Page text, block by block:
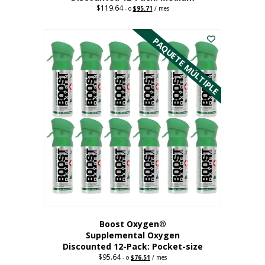
$119.64 -o Precio
$95.71 El
es:
95,71
dólares.
/ mes
tiene
múltiples
variantes.
Las
opciones
pueden
elegir
en
página
del
producto
PAQUETE MÚLTIPLE
Boost Oxygen®
Supplemental Oxygen
Discounted 12-Pack: Pocket-size
$95.64 - o Precio
$76.51 El
/ mes